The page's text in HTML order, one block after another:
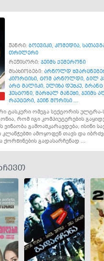
ჟანრი: ბოევიკი, კომედია,
თრილერი
რეჟისორი: ჯეიმს ქემერონი
მსახიობები: არნოლდ
კიორტისი, ტომ არნოლდი, ბილ
არტ მალიკი, ელიზა დუშკუ,
ჰესტონი, მარშალ მანეში, ჯეიმს
რაუტერი, ჯეინ მორისი ...
ტასკერი ომეგა სექტორის
რომ იგი კომპიუტერების
ვინაობა გამოაშკარავდება, ისინი
ამოყოფენ თავს და
ქორწინების გადასარჩენად ...